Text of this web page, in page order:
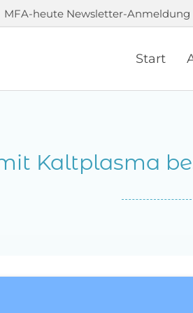
MFA-heute Newsletter-Anmeldung
Start
Kaltplasma